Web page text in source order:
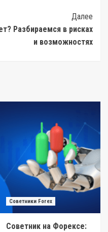
Далее
Разбираемся в рисках
и возможностях
Советники Forex
Советник на Форексе: